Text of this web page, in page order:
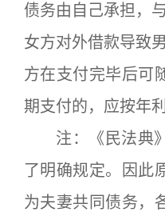
债务由自己承担，
女方对外借款导致
方在支付完毕后可
期支付的，应按年
注：《民法典》
了明确规定。因此
为夫妻共同债务，